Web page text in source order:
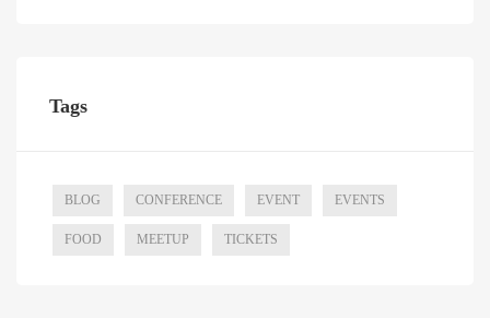
Tags
BLOG CONFERENCE EVENT EVENTS
FOOD MEETUP TICKETS